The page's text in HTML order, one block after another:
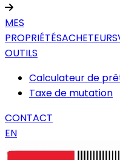
MES
PROPRIÉTÉSACHETEURS
OUTILS
Calculateur de
Taxe de mutation
CONTACT
EN